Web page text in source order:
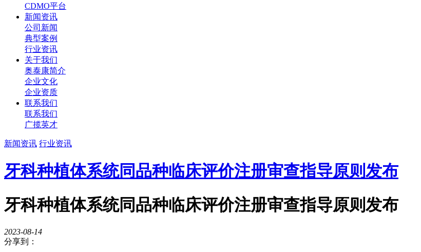
CDMO平台
新闻资讯
公司新闻
典型案例
行业资讯
关于我们
奥泰康简介
企业文化
企业资质
联系我们
联系我们
广揽英才
新闻资讯 行业资讯
牙科种植体系统同品种临床评价注册审查指导原则发布
牙科种植体系统同品种临床评价注册审查指导原则发布
2023-08-14
分享到：